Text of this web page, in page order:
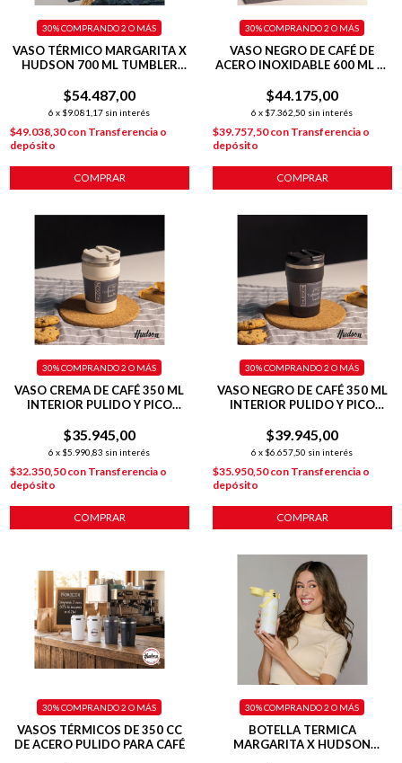
VASO TÉRMICO MARGARITA X
HUDSON 700 ML TUMBLER
$54.487,00
6 x $9.081,17 sin interés
30%COMPRANDO 2 O MÁS
$49.038,30con Transferencia o
depósito
COMPRAR
VASO NEGRO DE CAFÉ DE
ACERO INOXIDABLE 600 ML C/
$44.175,00
6 x $7.362,50 sin interés
30%COMPRANDO 2 O MÁS
$39.757,50con Transferencia o
depósito
COMPRAR
VASO CREMA DE CAFÉ 350 ML
INTERIOR PULIDO Y PICO
$35.945,00
6 x $5.990,83 sin interés
30%COMPRANDO 2 O MÁS
$32.350,50con Transferencia o
depósito
COMPRAR
VASO NEGRO DE CAFÉ 350 ML
INTERIOR PULIDO Y PICO
$39.945,00
6 x $6.657,50 sin interés
30%COMPRANDO 2 O MÁS
$35.950,50con Transferencia o
depósito
COMPRAR
VASOS TÉRMICOS DE 350 CC
DE ACERO PULIDO PARA CAFÉ
30%COMPRANDO 2 O MÁS
BOTELLA TERMICA
MARGARITA X HUDSON
30%COMPRANDO 2 O MÁS